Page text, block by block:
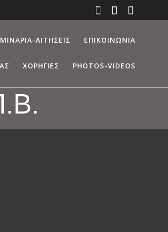
ΑΙΤΉΣΕΙΣ ΕΠΙΚΟΙΝΩΝΊΑ
ΧΟΡΗΓΊΕΣ PHOTOS-VIDEOS